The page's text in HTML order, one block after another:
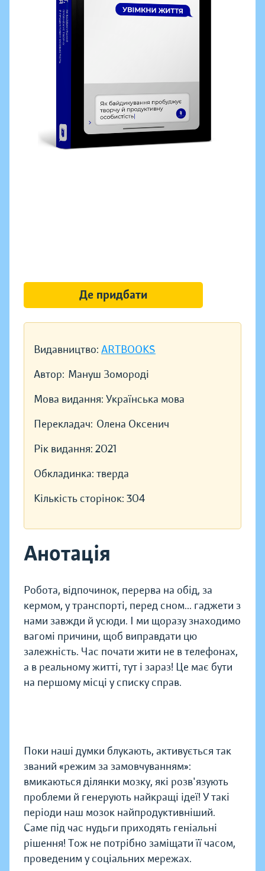
Видавництво: ARTBOOKS
Автор: Мануш Зомороді
Мова видання: Українська мова
Перекладач: Олена Оксенич
Рік видання: 2021
Обкладинка: тверда
Кількість сторінок: 304
Анотація
Робота, відпочинок, перерва на обід, за
кермом, у транспорті, перед сном... гаджети з
нами завжди й усюди. І ми щоразу знаходимо
вагомі причини, щоб виправдати цю
залежність. Час почати жити не в телефонах,
а в реальному житті, тут і зараз! Це має бути
на першому місці у списку справ.
Поки наші думки блукають, активується так
званий «режим за замовчуванням»:
вмикаються ділянки мозку, які розв'язують
проблеми й генерують найкращі ідеї! У такі
періоди наш мозок найпродуктивніший.
Саме під час нудьги приходять геніальні
рішення! Тож не потрібно заміщати її часом,
проведеним у соціальних мережах.
Де придбати